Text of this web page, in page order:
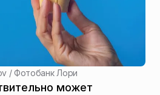
/ Фотобанк Лори
может